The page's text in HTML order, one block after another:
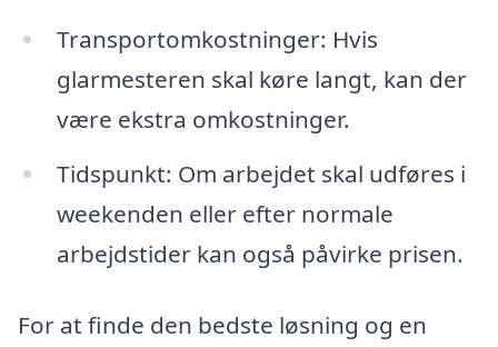
Transportomkostninger: Hvis
glarmesteren skal køre langt, kan der
være ekstra omkostninger.
Tidspunkt: Om arbejdet skal udføres i
weekenden eller efter normale
arbejdstider kan også påvirke prisen.
For at finde den bedste løsning og en